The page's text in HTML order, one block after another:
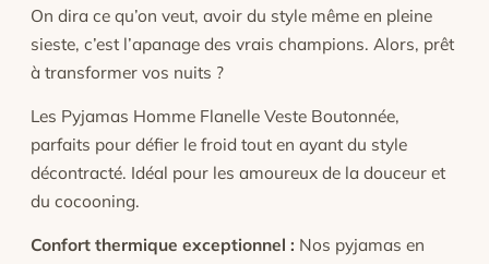
On dira ce qu’on veut, avoir du style même en pleine
sieste, c’est l’apanage des vrais champions. Alors, prêt
à transformer vos nuits ?
Les Pyjamas Homme Flanelle Veste Boutonnée,
parfaits pour défier le froid tout en ayant du style
décontracté. Idéal pour les amoureux de la douceur et
du cocooning.
Confort thermique exceptionnel : Nos pyjamas en